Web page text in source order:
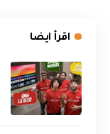
اقرأ ايضا